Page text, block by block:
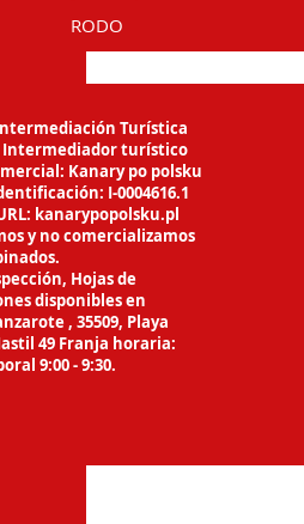
RODO
Turística
Intermediador turístico
Kanary po polsku
I-0004616.1
kanarypopolsku.pl
y no comercializamos
Hojas de
disponibles en
, 35509, Playa
49 Franja horaria:
9:00 - 9:30.